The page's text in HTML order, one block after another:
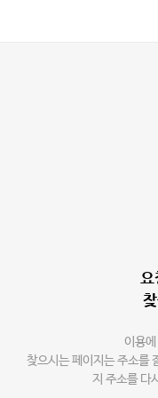
요
이용
찾으시는 페이지는 주소를
지 주소를 다